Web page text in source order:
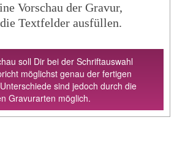
Vorschau der Gravur,
Textfelder ausfüllen.
soll Dir bei der Schriftauswahl
möglichst genau der fertigen
sind jedoch durch die
Gravurarten möglich.